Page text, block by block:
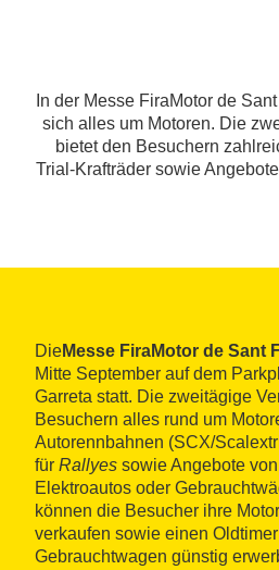
In der Messe FiraMotor de
sich alles um Motoren. Die
bietet den Besuchern
Trial-Krafträder sowie
DieMesse FiraMotor de Sant
Mitte September auf dem
Garreta statt. Die zweitägige
Besuchern alles rund um
Autorennbahnen (SCX/
für Rallyes sowie Angebote
Elektroautos oder
können die Besucher ihre
verkaufen sowie einen
Gebrauchtwagen günstig